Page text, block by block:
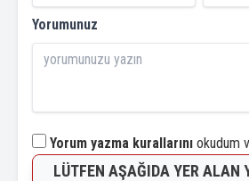
Yorumunuz
Yorum yazma kurallarını okudum
LÜTFEN AŞAĞIDA YER ALAN